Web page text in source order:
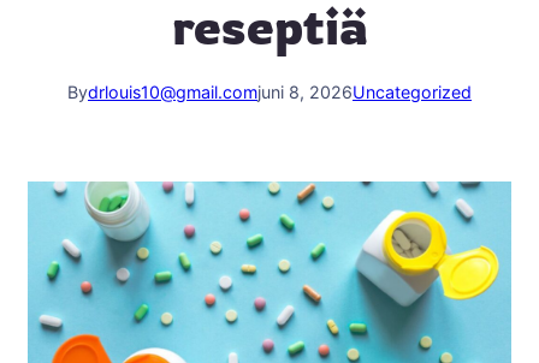
reseptiä
Bydrlouis10@gmail.comjuni 8, 2026Uncategorized